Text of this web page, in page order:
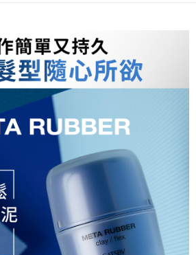
」時，將依據個別帳號之用戶狀況，依本公司即
；若仍有額度不足之情形，本公司將視審查結果
或使用他人資訊註冊。若發現惡意使用之情形，
權停止該用戶之使用額度並採取法律行動。
含以上)免運費
庫統一出貨)
含以上)免運費